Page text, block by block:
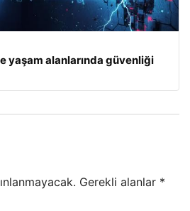
yaşam alanlarında güvenliği
Gerekli alanlar *